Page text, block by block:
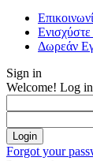
Ενισχύστε
Δωρεάν
Sign in
Welcome! Log
Forgot your